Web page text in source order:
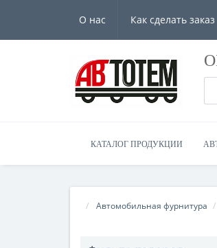
О нас Как сделать заказ
КАТАЛОГ ПРОДУКЦИИ
Автомобильная фурнитура